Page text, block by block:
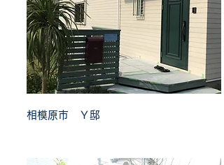
相模原市 Ｙ邸